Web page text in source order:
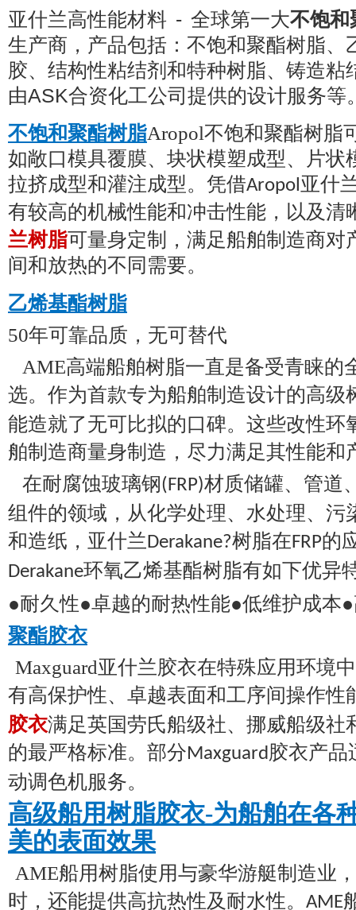
亚什兰高性能材料 - 全球第一大不饱和
生产商，产品包括：不饱和聚酯树脂、
胶、结构性粘结剂和特种树脂、铸造粘
由ASK合资化工公司提供的设计服务等
不饱和聚酯树脂Aropol不饱和聚酯树脂
如敞口模具覆膜、块状模塑成型、片状
拉挤成型和灌注成型。凭借Aropol亚什
有较高的机械性能和冲击性能，以及清
兰树脂可量身定制，满足船舶制造商对
间和放热的不同需要。
乙烯基酯树脂
50年可靠品质，无可替代
AME高端船舶树脂一直是备受青睐的
选。作为首款专为船舶制造设计的高级
能造就了无可比拟的口碑。这些改性环
舶制造商量身制造，尽力满足其性能和
在耐腐蚀玻璃钢(FRP)材质储罐、管道
组件的领域，从化学处理、水处理、污
和造纸，亚什兰Derakane?树脂在FRP的
Derakane环氧乙烯基酯树脂有如下优异
●耐久性●卓越的耐热性能●低维护成本
聚酯胶衣
Maxguard亚什兰胶衣在特殊应用环境
有高保护性、卓越表面和工序间操作性
胶衣满足英国劳氏船级社、挪威船级社
的最严格标准。部分Maxguard胶衣产品
动调色机服务。
高级船用树脂胶衣-为船舶在各
美的表面效果
AME船用树脂使用与豪华游艇制造业
时，还能提供高抗热性及耐水性。 AME